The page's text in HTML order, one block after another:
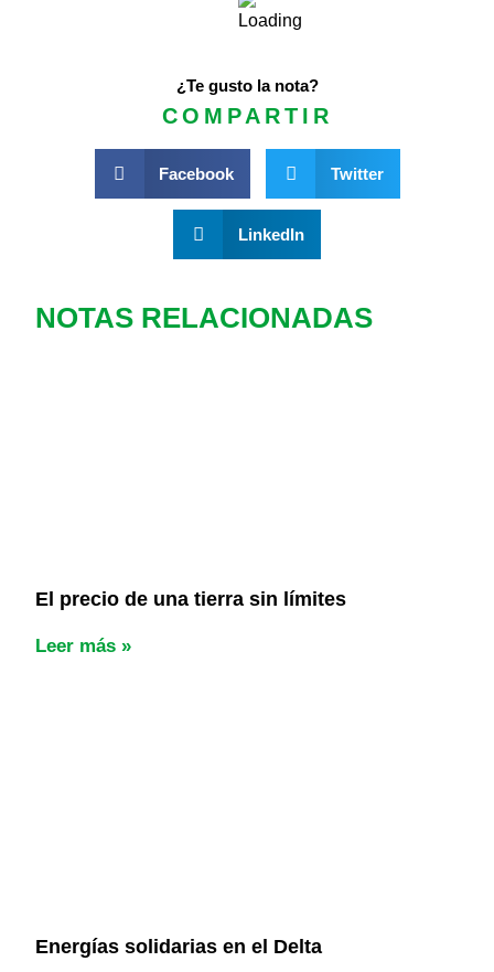
¿Te gusto la nota?
COMPARTIR
Facebook Twitter
LinkedIn
NOTAS RELACIONADAS
El precio de una tierra sin límites
Leer más »
Energías solidarias en el Delta